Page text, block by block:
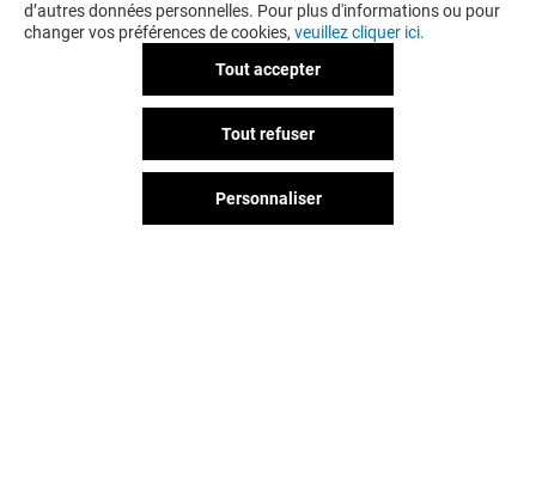
d’autres données personnelles. Pour plus d'informations ou pour
changer vos préférences de cookies, veuillez cliquer ici.
Tout accepter
Tout refuser
Personnaliser